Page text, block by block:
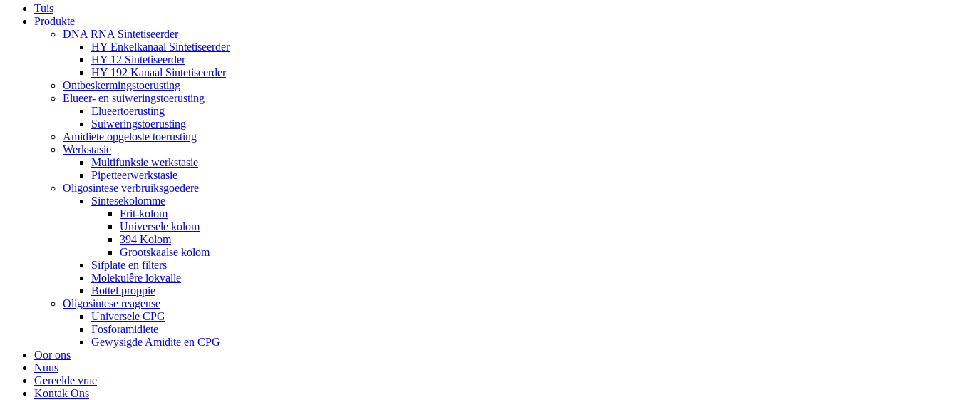
Tuis
Produkte
DNA RNA Sintetiseerder
HY Enkelkanaal Sintetiseerder
HY 12 Sintetiseerder
HY 192 Kanaal Sintetiseerder
Ontbeskermingstoerusting
Elueer- en suiweringstoerusting
Elueertoerusting
Suiweringstoerusting
Amidiete opgeloste toerusting
Werkstasie
Multifunksie werkstasie
Pipetteerwerkstasie
Oligosintese verbruiksgoedere
Sintesekolomme
Frit-kolom
Universele kolom
394 Kolom
Grootskaalse kolom
Sifplate en filters
Molekulêre lokvalle
Bottel proppie
Oligosintese reagense
Universele CPG
Fosforamidiete
Gewysigde Amidite en CPG
Oor ons
Nuus
Gereelde vrae
Kontak Ons